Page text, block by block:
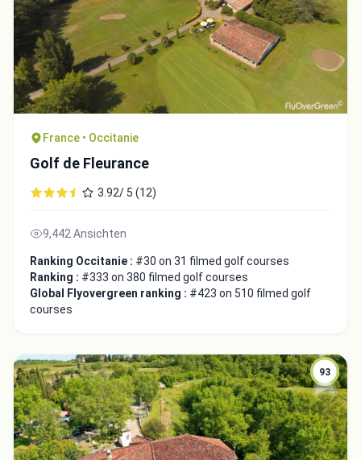
France • Occitanie
Golf de Fleurance
3.92/ 5 (12)
9,442 Ansichten
Ranking Occitanie : #30 on 31 filmed golf courses
Ranking : #333 on 380 filmed golf courses
Global Flyovergreen ranking : #423 on 510 filmed golf
courses
93